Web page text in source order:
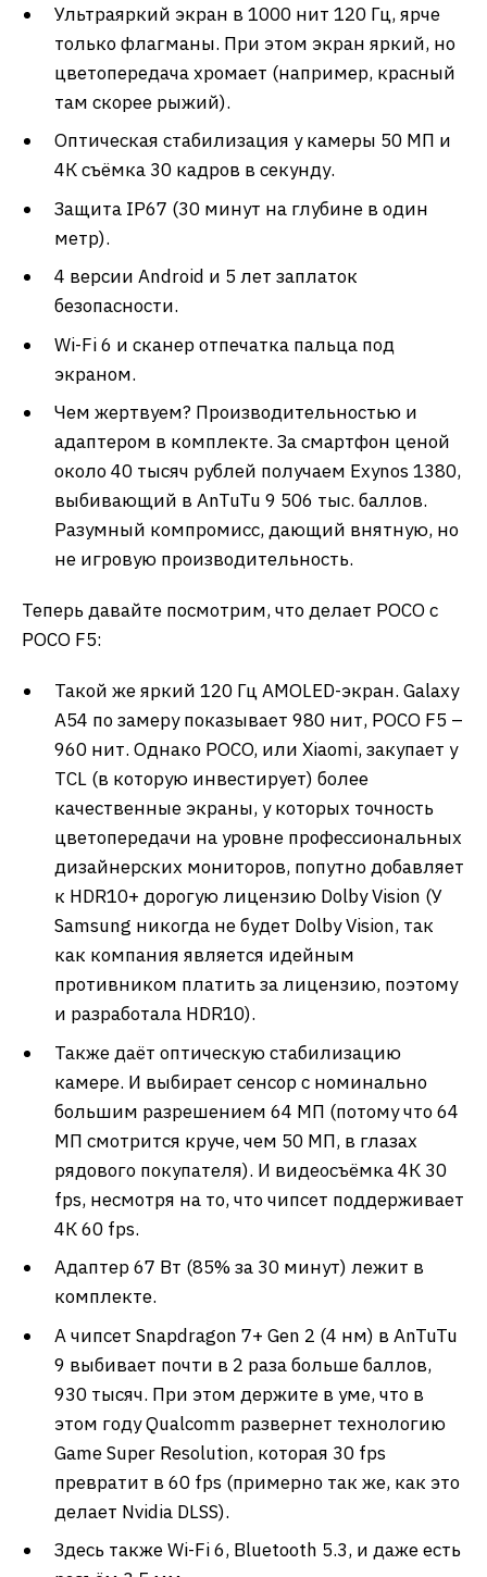
Ультраяркий экран в 1000 нит 120 Гц, ярче
только флагманы. При этом экран яркий, но
цветопередача хромает (например, красный
там скорее рыжий).
Оптическая стабилизация у камеры 50 МП и
4К съёмка 30 кадров в секунду.
Защита IP67 (30 минут на глубине в один
метр).
4 версии Android и 5 лет заплаток
безопасности.
Wi-Fi 6 и сканер отпечатка пальца под
экраном.
Чем жертвуем? Производительностью и
адаптером в комплекте. За смартфон ценой
около 40 тысяч рублей получаем Exynos 1380,
выбивающий в AnTuTu 9 506 тыс. баллов.
Разумный компромисс, дающий внятную, но
не игровую производительность.
Теперь давайте посмотрим, что делает POCO с
POCO F5:
Такой же яркий 120 Гц AMOLED-экран. Galaxy
A54 по замеру показывает 980 нит, POCO F5 –
960 нит. Однако POCO, или Xiaomi, закупает у
TCL (в которую инвестирует) более
качественные экраны, у которых точность
цветопередачи на уровне профессиональных
дизайнерских мониторов, попутно добавляет
к HDR10+ дорогую лицензию Dolby Vision (У
Samsung никогда не будет Dolby Vision, так
как компания является идейным
противником платить за лицензию, поэтому
и разработала HDR10).
Также даёт оптическую стабилизацию
камере. И выбирает сенсор с номинально
большим разрешением 64 МП (потому что 64
МП смотрится круче, чем 50 МП, в глазах
рядового покупателя). И видеосъёмка 4К 30
fps, несмотря на то, что чипсет поддерживает
4К 60 fps.
Адаптер 67 Вт (85% за 30 минут) лежит в
комплекте.
А чипсет Snapdragon 7+ Gen 2 (4 нм) в AnTuTu
9 выбивает почти в 2 раза больше баллов,
930 тысяч. При этом держите в уме, что в
этом году Qualcomm развернет технологию
Game Super Resolution, которая 30 fps
превратит в 60 fps (примерно так же, как это
делает Nvidia DLSS).
Здесь также Wi-Fi 6, Bluetooth 5.3, и даже есть